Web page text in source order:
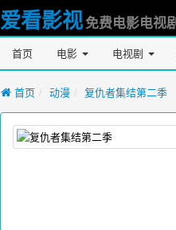
爱看影视免费电影电视
首页 电影 电视剧
首页 动漫 复仇者集结第二季